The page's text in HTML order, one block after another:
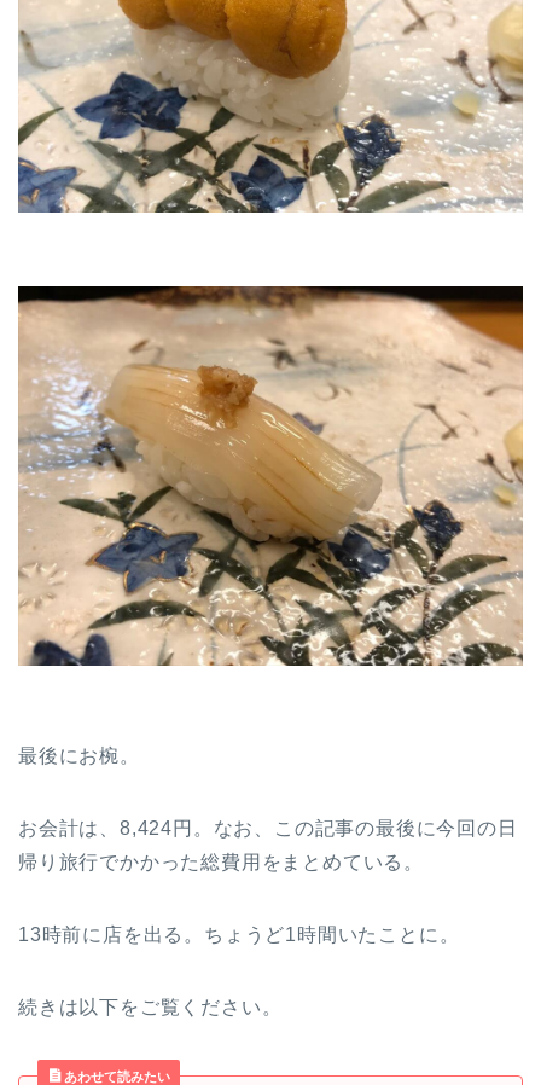
最後にお椀。
お会計は、8,424円。なお、この記事の最後に今回の日
帰り旅行でかかった総費用をまとめている。
13時前に店を出る。ちょうど1時間いたことに。
続きは以下をご覧ください。
あわせて読みたい